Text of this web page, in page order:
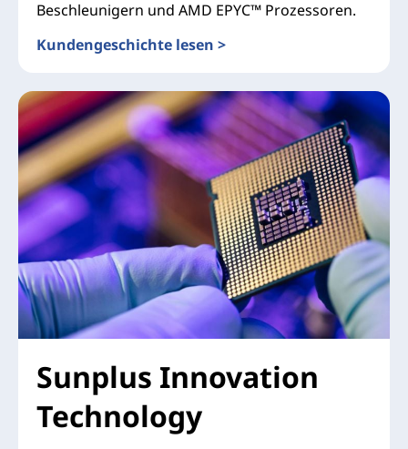
Beschleunigern und AMD EPYC™ Prozessoren.
Kundengeschichte lesen >
Sunplus Innovation
Technology